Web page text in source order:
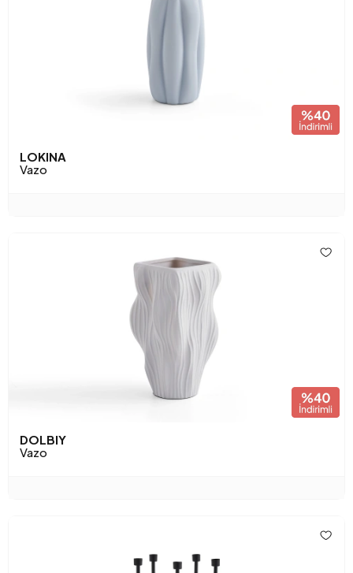
LOKINA
Vazo
DOLBIY
Vazo